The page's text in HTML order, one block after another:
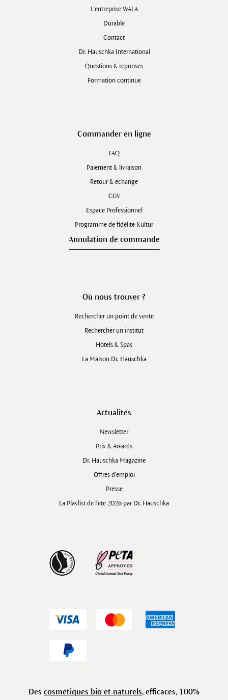
L'entreprise WALA
Durable
Contact
Dr. Hauschka International
Questions & réponses
Formation continue
Commander en ligne
FAQ
Paiement & livraison
Retour & échange
CGV
Espace Professionnel
Programme de fidélité Kultur
Annulation de commande
Où nous trouver ?
Rechercher un point de vente
Rechercher un institut
Hôtels & Spas
La Maison Dr. Hauschka
Actualités
Newsletter
Prix & Awards
Dr. Hauschka Magazine
Offres d’emploi
Presse
La Playlist de l'été 2026 par Dr. Hauschka
Des cosmétiques bio et naturels, efficaces, 100%